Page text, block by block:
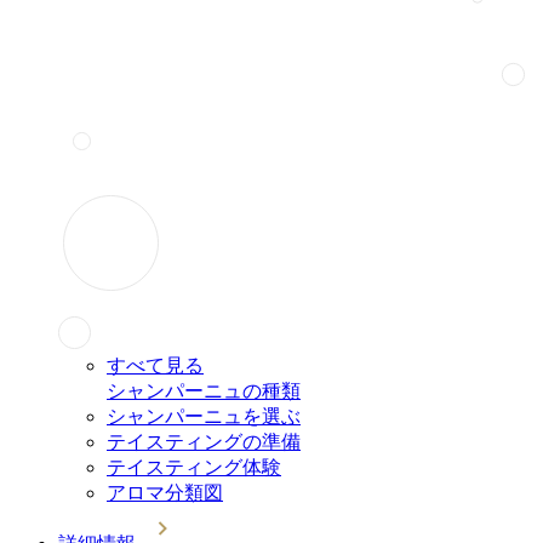
すべて見る
シャンパーニュの種類
シャンパーニュを選ぶ
テイスティングの準備
テイスティング体験
アロマ分類図